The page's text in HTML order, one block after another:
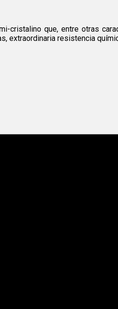
cristalino que, entre otras
extraordinaria resistencia